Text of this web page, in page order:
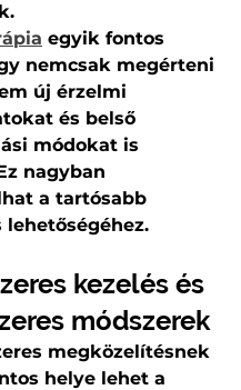
egyik fontos
nemcsak megérteni
új érzelmi
és belső
módokat is
nagyban
a tartósabb
lehetőségéhez.
kezelés és
módszerek
megközelítésnek
helye lehet a